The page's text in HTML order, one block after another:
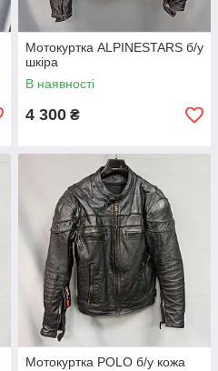
Мотокуртка ALPINESTARS б/у
шкіра
В наявності
4 300 ₴
Мотокуртка POLO б/у кожа